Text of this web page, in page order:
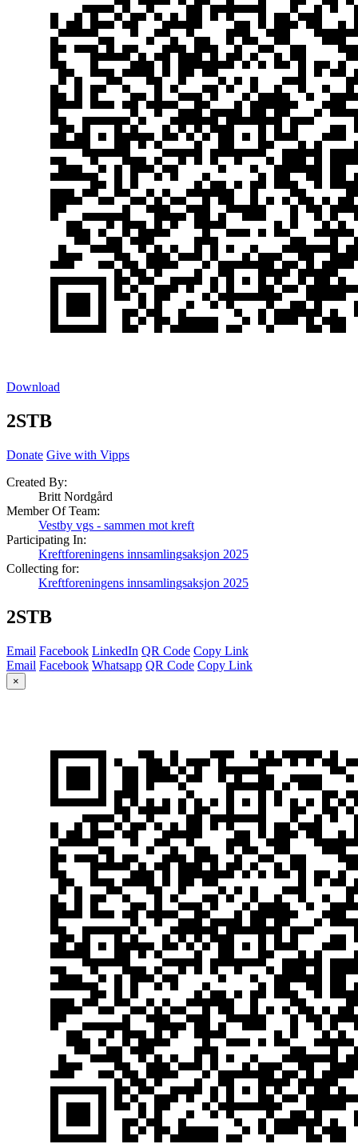
Download
2STB
Donate Give with Vipps
Created By:
Britt Nordgård
Member Of Team:
Vestby vgs - sammen mot kreft
Participating In:
Kreftforeningens innsamlingsaksjon 2025
Collecting for:
Kreftforeningens innsamlingsaksjon 2025
2STB
Email Facebook LinkedIn QR Code Copy Link
Email Facebook Whatsapp QR Code Copy Link
×